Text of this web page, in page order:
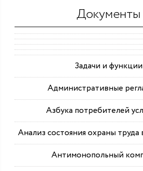
Документы
Задачи и функции
Административные
Азбука потребителей
Анализ состояния охраны труда
Антимонопольный